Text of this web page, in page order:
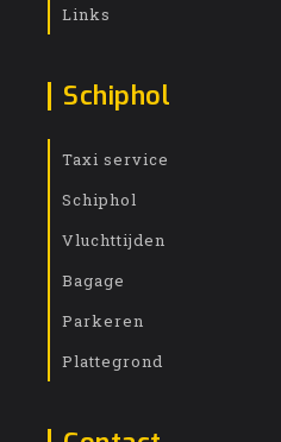
Links
Schiphol
Taxi service
Schiphol
Vluchttijden
Bagage
Parkeren
Plattegrond